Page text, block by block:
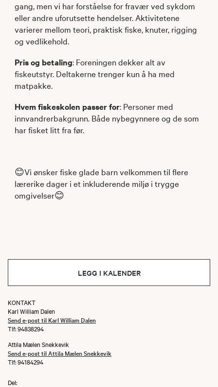
gang, men vi har forståelse for fravær ved sykdom
eller andre uforutsette hendelser. Aktivitetene
varierer mellom teori, praktisk fiske, knuter, rigging
og vedlikehold.
Pris og betaling: Foreningen dekker alt av
fiskeutstyr. Deltakerne trenger kun å ha med
matpakke.
Hvem fiskeskolen passer for: Personer med
innvandrerbakgrunn. Både nybegynnere og de som
har fisket litt fra før.
😊Vi ønsker fiske glade barn velkommen til flere
lærerike dager i et inkluderende miljø i trygge
omgivelser😊
LEGG I KALENDER
KONTAKT
Karl William Dalen
Send e-post til Karl William Dalen
Tlf: 94838294
Attila Mælen Snekkevik
Send e-post til Attila Mælen Snekkevik
Tlf: 94184294
Del: